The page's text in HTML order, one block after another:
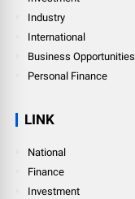
Industry
International
Business Opportunities
Personal Finance
LINK
National
Finance
Investment